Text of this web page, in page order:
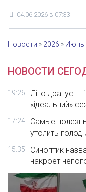
04.06.2026 в 07:33
Новости » 2026 » Июнь
НОВОСТИ
19:26
Літо дратує —
«ідеальний»
17:24
Самые
утолить
15:35
Синоптик
накроет